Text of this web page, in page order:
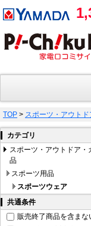
TOP > スポーツ・アウト
カテゴリ
スポーツ・アウトドア・
品
スポーツ用品
スポーツウェア
共通条件
販売終了商品を含まな